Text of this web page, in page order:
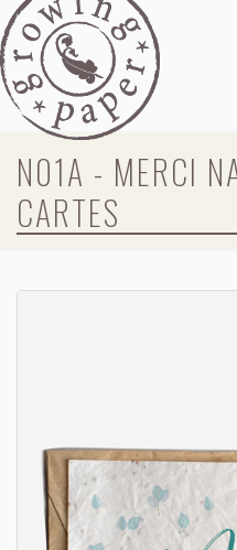
N01A - MERCI
CARTES